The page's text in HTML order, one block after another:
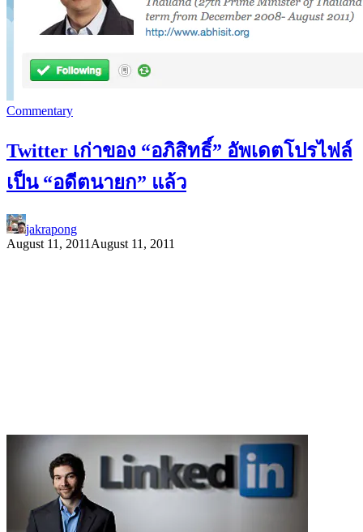
Commentary
Twitter เก่าของ “อภิสิทธิ์” อัพเดตโปรไฟล์
เป็น “อดีตนายก” แล้ว
jakrapong
August 11, 2011 August 11, 2011